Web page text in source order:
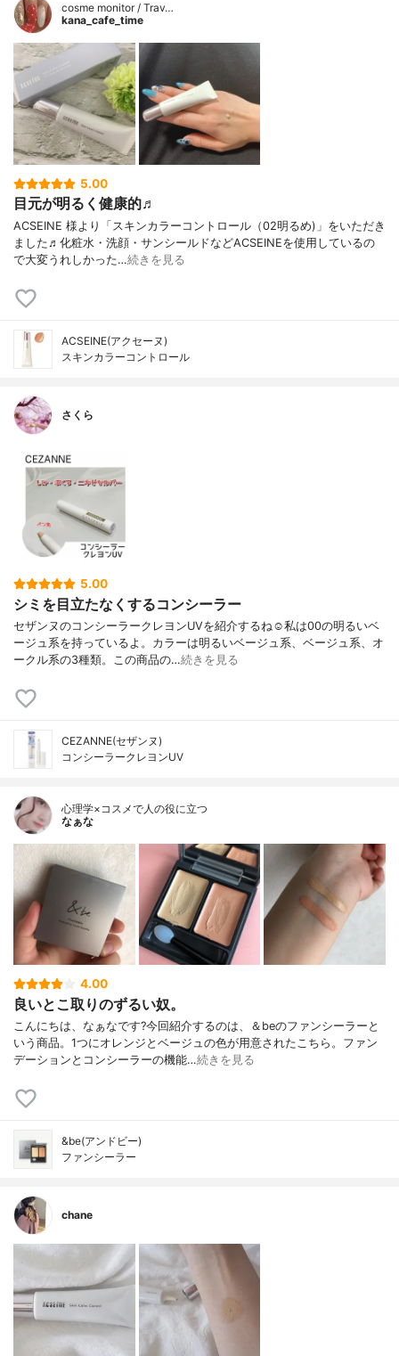
cosme monitor / Trav…
kana_cafe_time
5.00
目元が明るく健康的♬
ACSEINE 様より「スキンカラーコントロール（02明るめ)」をいただき
ました♬化粧水・洗顔・サンシールドなどACSEINEを使用しているの
で大変うれしかった…続きを見る
ACSEINE(アクセーヌ)
スキンカラーコントロール
さくら
5.00
シミを目立たなくするコンシーラー
セザンヌのコンシーラークレヨンUVを紹介するね☺️私は00の明るいベ
ージュ系を持っているよ。カラーは明るいベージュ系、ベージュ系、オ
ークル系の3種類。この商品の…続きを見る
CEZANNE(セザンヌ)
コンシーラークレヨンUV
心理学×コスメで人の役に立つ
なぁな
4.00
良いとこ取りのずるい奴。
こんにちは、なぁなです?今回紹介するのは、＆beのファンシーラーと
いう商品。1つにオレンジとベージュの色が用意されたこちら。ファン
デーションとコンシーラーの機能…続きを見る
&be(アンドビー)
ファンシーラー
chane